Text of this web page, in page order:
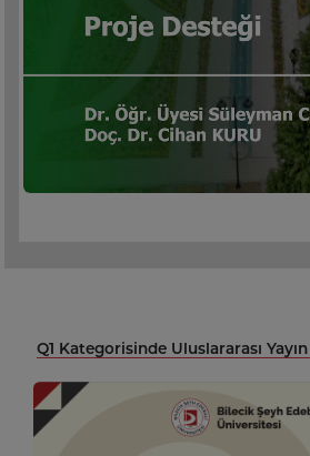
Q1 Kategorisinde Uluslararası Yayın